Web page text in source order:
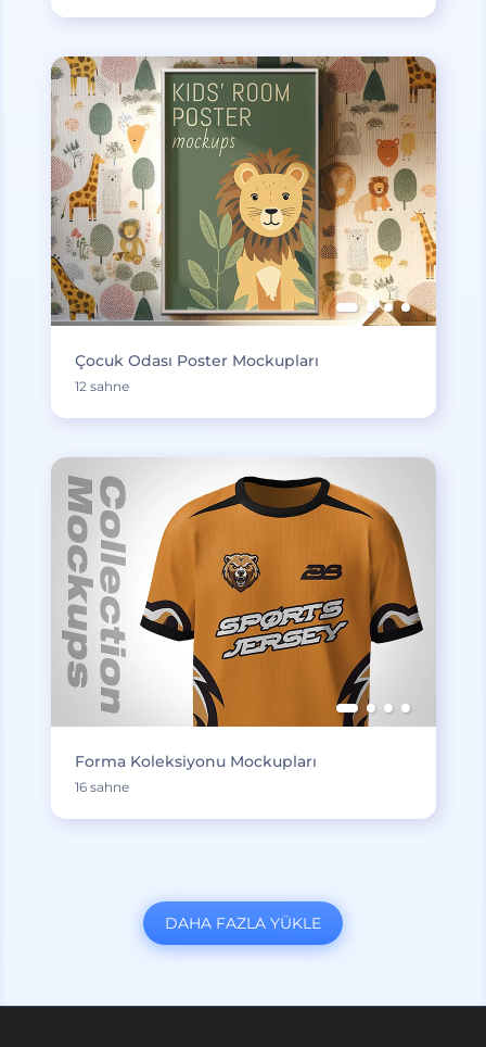
Çocuk Odası Poster Mockupları
12 sahne
Forma Koleksiyonu Mockupları
16 sahne
DAHA FAZLA YÜKLE